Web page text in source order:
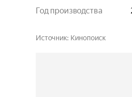
Год производства
Источник Кинопоиск